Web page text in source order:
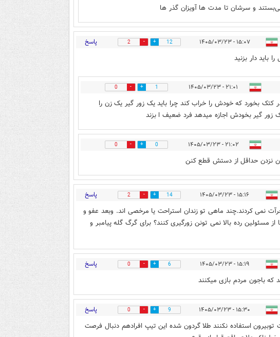
و سرشان تا مدت ها آویزان گذر ها
۱۵:۰۷ - ۱۴۰۵/۰۳/۲۳ 12
2 پاسخ
باید دار بزنید
۲۱:۰۱ - ۱۴۰۵/۰۳/۲۳ 1
0
کتک بخورد که خودش را خراب کند چرا باید یک زور گیر یک زن را
زور گیر بخودش اجازه میدهد فرد ضعیف ا بزند
۲۱:۰۲ - ۱۴۰۵/۰۳/۲۳ 0
0
نزدن حداقل از دستش قطع کنن
۱۵:۱۶ - ۱۴۰۵/۰۳/۲۳ 14
2 پاسخ
نمی کردند‌.چند ماهی تو زندان استراحت یا مرخصی اند. وبعد عفو و
از مسئولین رده بالا نمی تونن زورگیری کنند؟ برای گرگ گله پیامبر و
۱۵:۱۹ - ۱۴۰۵/۰۳/۲۳ 6
0 پاسخ
که باجون مردم بازی میکنند
۱۵:۳۰ - ۱۴۰۵/۰۳/۲۳ 9
0 پاسخ
توبیرون استفاده نکنند طلا گردون شده این تیپ افرادهم دنبال فرصت